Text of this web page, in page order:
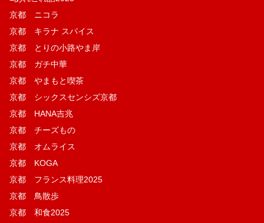
京都 ニコラ
京都 キラナ スパイス
京都 とりの小路やま岸
京都 ガチ中華
京都 やまもと喫茶
京都 シックスセンシズ京都
京都 HANA吉兆
京都 チーズもの
京都 オムライス
京都 KOGA
京都 フランス料理2025
京都 鳥散歩
京都 和食2025